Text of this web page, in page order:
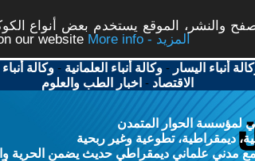
والنشر، الموقع يستخدم بعض أنواع
our website
More info - المزيد
أنباء اليسار -وكالة أنباء العلمانية -وكالة
الاقتصاد - اخبار الطب والعلوم
لمؤسسة الحوار المتمدن
ديمقراطية، تطوعية وغير ربحية
مدني علماني ديمقراطي حديث يضمن الحرية